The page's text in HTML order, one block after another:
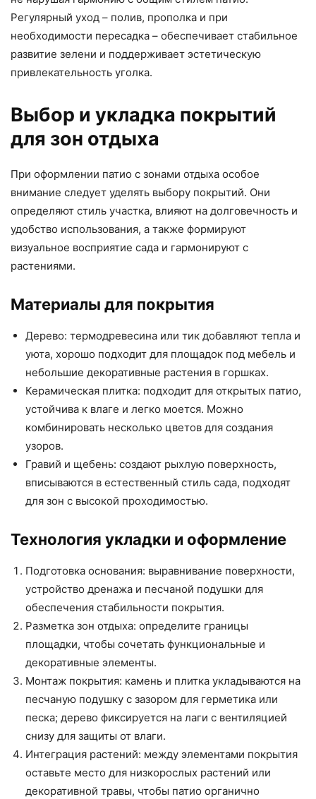
Регулярный уход – полив, прополка и при
необходимости пересадка – обеспечивает стабильное
развитие зелени и поддерживает эстетическую
привлекательность уголка.
Выбор и укладка покрытий
для зон отдыха
При оформлении патио с зонами отдыха особое
внимание следует уделять выбору покрытий. Они
определяют стиль участка, влияют на долговечность и
удобство использования, а также формируют
визуальное восприятие сада и гармонируют с
растениями.
Материалы для покрытия
Дерево: термодревесина или тик добавляют тепла и
уюта, хорошо подходит для площадок под мебель и
небольшие декоративные растения в горшках.
Керамическая плитка: подходит для открытых патио,
устойчива к влаге и легко моется. Можно
комбинировать несколько цветов для создания
узоров.
Гравий и щебень: создают рыхлую поверхность,
вписываются в естественный стиль сада, подходят
для зон с высокой проходимостью.
Технология укладки и оформление
Подготовка основания: выравнивание поверхности,
устройство дренажа и песчаной подушки для
обеспечения стабильности покрытия.
Разметка зон отдыха: определите границы
площадки, чтобы сочетать функциональные и
декоративные элементы.
Монтаж покрытия: камень и плитка укладываются на
песчаную подушку с зазором для герметика или
песка; дерево фиксируется на лаги с вентиляцией
снизу для защиты от влаги.
Интеграция растений: между элементами покрытия
оставьте место для низкорослых растений или
декоративной травы, чтобы патио органично